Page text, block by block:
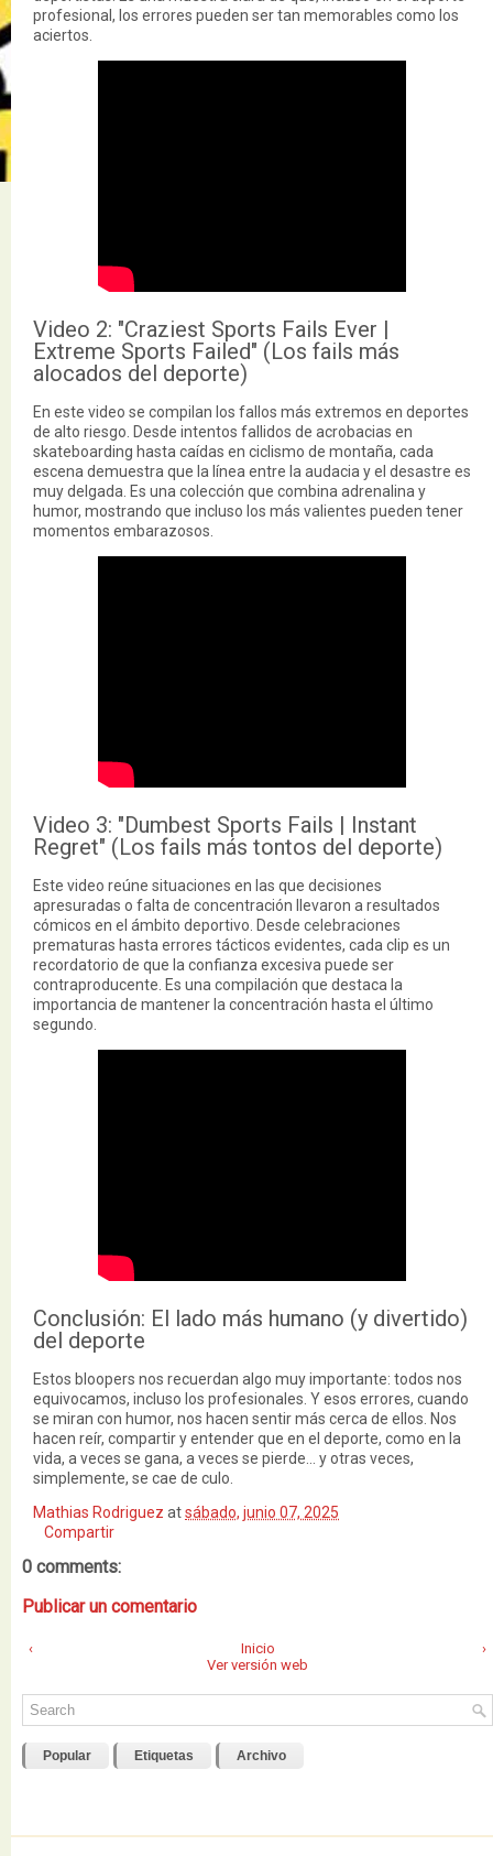
profesional, los errores pueden ser tan memorables como los
aciertos.
Video 2: "Craziest Sports Fails Ever |
Extreme Sports Failed" (Los fails más
alocados del deporte)
En este video se compilan los fallos más extremos en deportes
de alto riesgo. Desde intentos fallidos de acrobacias en
skateboarding hasta caídas en ciclismo de montaña, cada
escena demuestra que la línea entre la audacia y el desastre es
muy delgada. Es una colección que combina adrenalina y
humor, mostrando que incluso los más valientes pueden tener
momentos embarazosos.
Video 3: "Dumbest Sports Fails | Instant
Regret" (Los fails más tontos del deporte)
Este video reúne situaciones en las que decisiones
apresuradas o falta de concentración llevaron a resultados
cómicos en el ámbito deportivo. Desde celebraciones
prematuras hasta errores tácticos evidentes, cada clip es un
recordatorio de que la confianza excesiva puede ser
contraproducente. Es una compilación que destaca la
importancia de mantener la concentración hasta el último
segundo.
Conclusión: El lado más humano (y divertido)
del deporte
Estos bloopers nos recuerdan algo muy importante: todos nos
equivocamos, incluso los profesionales. Y esos errores, cuando
se miran con humor, nos hacen sentir más cerca de ellos. Nos
hacen reír, compartir y entender que en el deporte, como en la
vida, a veces se gana, a veces se pierde… y otras veces,
simplemente, se cae de culo.
Mathias Rodriguez atsábado, junio 07, 2025
Compartir
0 comments:
Publicar un comentario
‹ ›
Inicio
Ver versión web
Popular Etiquetas Archivo